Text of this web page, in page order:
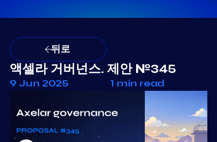
뒤로
액셀라 거버넌스. 제안 №345
9 Jun 2025 1 min read